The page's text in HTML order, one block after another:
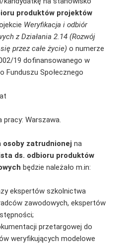
produktów projektów
Weryfikacja i odbiór
z Działania 2.14 (Rozwój
przez całe życie) o numerze
19 dofinansowanego w
Funduszu Społecznego
pracy: Warszawa.
osoby zatrudnionej na
ds. odbioru produktów
będzie należało m.in:
ekspertów szkolnictwa
zawodowych, ekspertów
przetargowej do
weryfikujących modelowe